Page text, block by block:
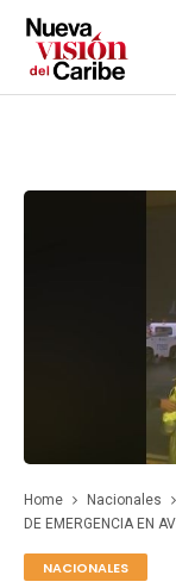
Home Nacionales
DE EMERGENCIA EN
NACIONALES